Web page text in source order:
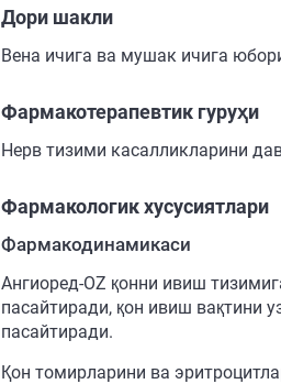
Дори шакли
Вена ичига ва мушак ичига
Фармакотерапевтик гуруҳи
Нерв тизими касалликларини
Фармакологик хусусиятлари
Фармакодинамикаси
Ангиоред-OZ қонни ивиш
пасайтиради, қон ивиш вақтини
пасайтиради.
Қон томирларини ва